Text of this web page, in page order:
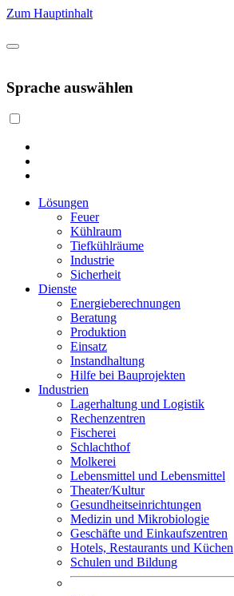
Zum Hauptinhalt
Sprache auswählen
Lösungen
Feuer
Kühlraum
Tiefkühlräume
Industrie
Sicherheit
Dienste
Energieberechnungen
Beratung
Produktion
Einsatz
Instandhaltung
Hilfe bei Bauprojekten
Industrien
Lagerhaltung und Logistik
Rechenzentren
Fischerei
Schlachthof
Molkerei
Lebensmittel und Lebensmittel
Theater/Kultur
Gesundheitseinrichtungen
Medizin und Mikrobiologie
Geschäfte und Einkaufszentren
Hotels, Restaurants und Küchen
Schulen und Bildung